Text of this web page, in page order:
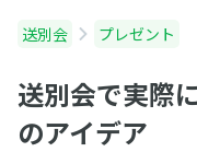
送別会 プレゼント
送別会で実際
のアイデア